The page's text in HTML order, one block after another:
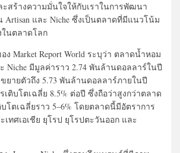
สร้างความมั่นใจให้กับเราในการพัฒนา
และ Niche ซึ่งเป็นตลาดที่มีแนวโน้ม
ในตลาดโลก
Market Report World ระบุว่า ตลาดน้ำหอม
Niche มีมูลค่าราว 2.74 พันล้านดอลลาร์ในปี
ยายตัวถึง 5.73 พันล้านดอลลาร์ภายในปี
เติบโตเฉลี่ย 8.5% ต่อปี ซึ่งถือว่าสูงกว่าตลาด
โตเฉลี่ยราว 5–6% โดยตลาดนี้มีอัตราการ
เทศเอเชีย ยุโรป ยุโรปตะวันออก และ